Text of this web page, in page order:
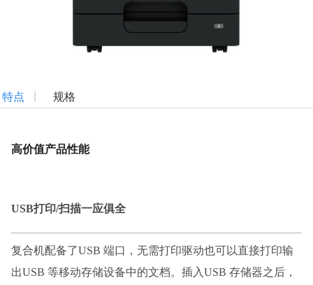
特点 规格
高价值产品性能
USB打印/扫描一应俱全
复合机配备了USB 端口，无需打印驱动也可以直接打印输
出USB 等移动存储设备中的文档。插入USB 存储器之后，